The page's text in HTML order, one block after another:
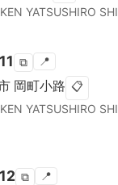
YATSUSHIRO SHI
⧉ 📍
岡町小路 📋
YATSUSHIRO SHI
⧉ 📍